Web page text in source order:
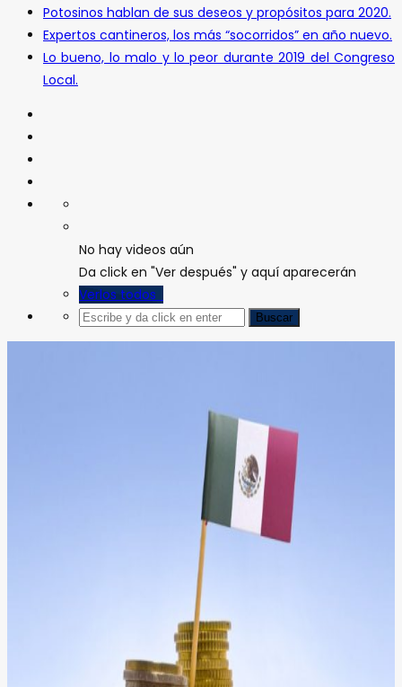
Potosinos hablan de sus deseos y propósitos para 2020.
Expertos cantineros, los más “socorridos” en año nuevo.
Lo bueno, lo malo y lo peor durante 2019 del Congreso
Local.
No hay videos aún
Da click en "Ver después" y aquí aparecerán
Verlos todos